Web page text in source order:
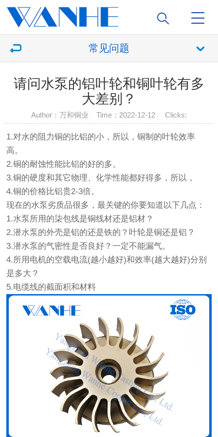
常见问题
请问水泵的铝叶轮和铜叶轮有多
大差别？
Author：万和铜业 Time：2022-12-12 Clicks:
1.对水的阻力铜的比铝的小，所以，铜制的叶轮效率
高。
2.铜的耐蚀性能比铝的好的多。
3.铜的硬度和其它物理、化学性能都好得多，所以，
4.铜的价格比铝贵2-3倍。
现在的水泵劣质品很多，最关键的你要知道以下几点：
1.水泵所用的柒包线是铜线材还是铝材？
2.潜水泵的外壳是铝的还是铁的？叶轮是铜还是铝？
3.潜水泵的气密性是否良好？一定不能漏气。
4.所用电机的空载电流(越小越好)和效率(越大越好)分别
是多大？
5.电缆线的截面积和材料